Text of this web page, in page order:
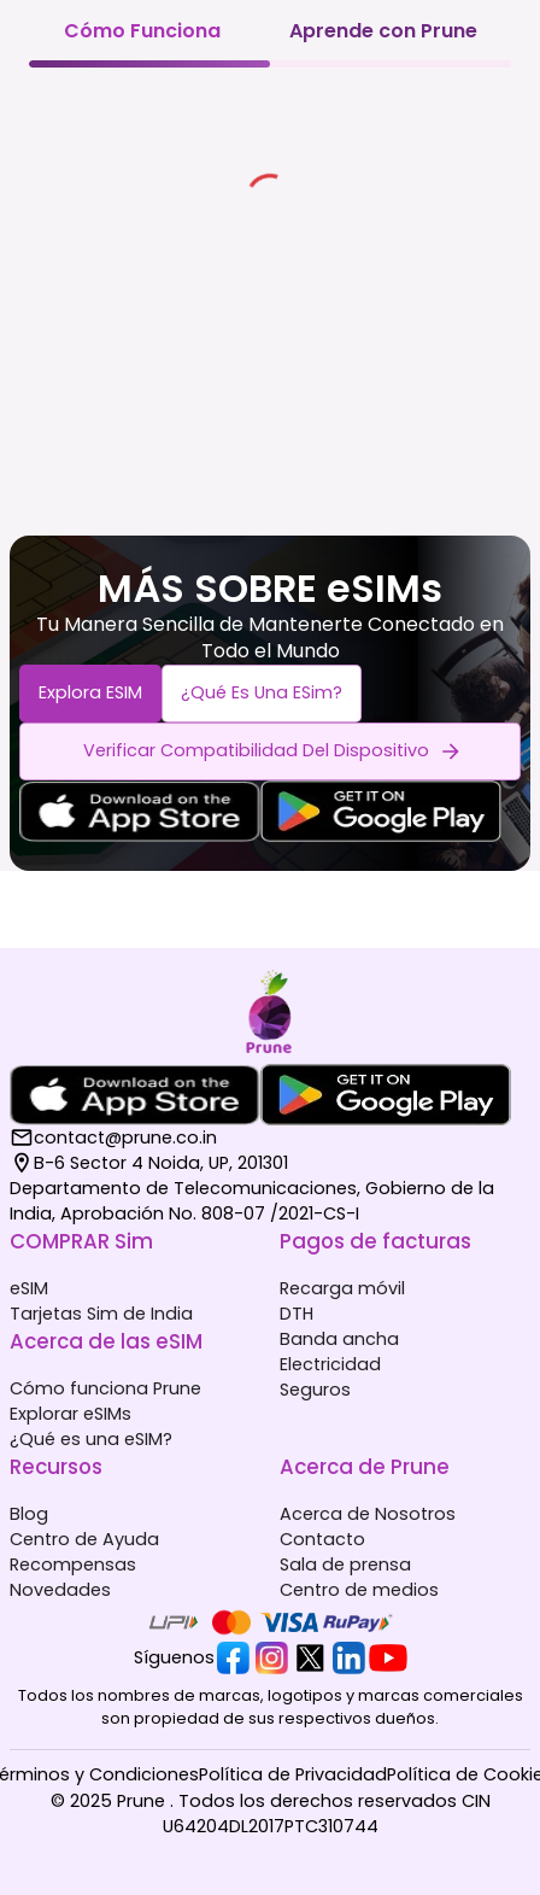
Cómo Funciona Aprende con Prune
MÁS SOBRE eSIMs
Tu Manera Sencilla de Mantenerte Conectado en
Todo el Mundo
Explora ESIM ¿Qué Es Una ESim?
Verificar Compatibilidad Del Dispositivo
contact@prune.co.in
B-6 Sector 4 Noida, UP, 201301
Departamento de Telecomunicaciones, Gobierno de la
India, Aprobación No. 808-07 /2021-CS-I
COMPRAR Sim
eSIM
Tarjetas Sim de India
Acerca de las eSIM
Cómo funciona Prune
Explorar eSIMs
¿Qué es una eSIM?
Pagos de facturas
Recarga móvil
DTH
Banda ancha
Electricidad
Seguros
Recursos
Blog
Centro de Ayuda
Recompensas
Novedades
Acerca de Prune
Acerca de Nosotros
Contacto
Sala de prensa
Centro de medios
Síguenos
Todos los nombres de marcas, logotipos y marcas comerciales
son propiedad de sus respectivos dueños.
© 2025 Prune . Todos los derechos reservados CIN
U64204DL2017PTC310744
y CondicionesPolítica de PrivacidadPolítica de